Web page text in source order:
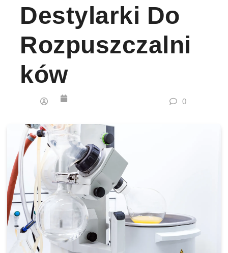
Destylarki Do
Rozpuszczalni
Ków
0